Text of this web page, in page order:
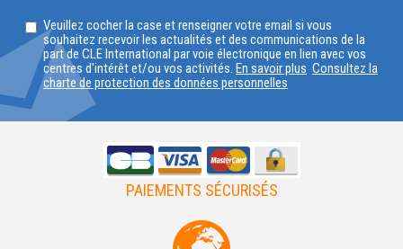
VOTRE
PAYS
Veuillez cocher la case et renseigner votre email si vous
souhaitez recevoir les actualités et des communications de la
part de CLE International par voie électronique en lien avec vos
centres d'intérêt et/ou vos activités. En savoir plus Consultez la
charte de protection des données personnelles
PAIEMENTS SÉCURISÉS